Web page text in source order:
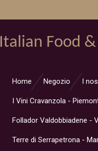
Italian Food
Home Negozio I
I Vini Cravanzola -
Follador Valdobbiadene -
Terre di Serrapetrona -